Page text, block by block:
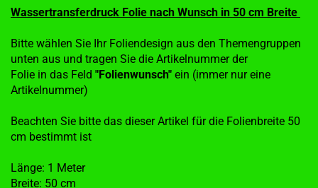
Wassertransferdruck Folie nach Wunsch in 50 cm Breite
Bitte wählen Sie Ihr Foliendesign aus den Themengruppen
unten aus und tragen Sie die Artikelnummer der
Folie in das Feld "Folienwunsch" ein (immer nur eine
Artikelnummer)
Beachten Sie bitte das dieser Artikel für die Folienbreite 50
cm bestimmt ist
Länge: 1 Meter
Breite: 50 cm